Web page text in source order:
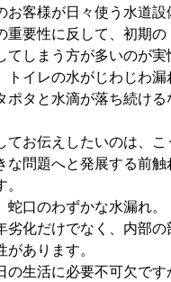
お客様が日々使う水道設
重要性に反して、初期の
てしまう方が多いのが実
トイレの水がじわじわ
ポタと水滴が落ち続ける
てお伝えしたいのは、
な問題へと発展する前
蛇口のわずかな水漏れ。
劣化だけでなく、内部
あります。
の生活に必要不可欠で